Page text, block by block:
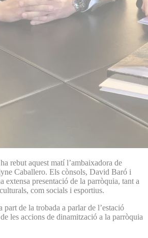
rebut aquest matí l’ambaixadora de
Caballero. Els cònsols, David Baró i
extensa presentació de la parròquia, tant a
com socials i esportius.
part de la trobada a parlar de l’estació
les accions de dinamització a la parròquia